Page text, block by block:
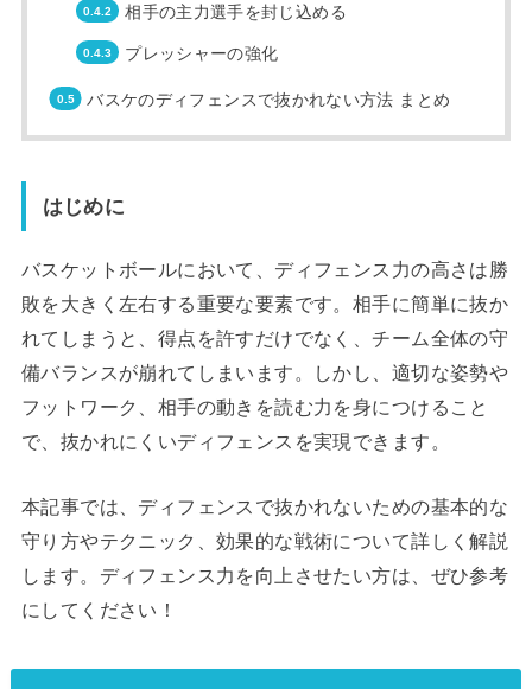
相手の主力選手を封じ込める
プレッシャーの強化
バスケのディフェンスで抜かれない方法 まとめ
はじめに
バスケットボールにおいて、ディフェンス力の高さは勝
敗を大きく左右する重要な要素です。相手に簡単に抜か
れてしまうと、得点を許すだけでなく、チーム全体の守
備バランスが崩れてしまいます。しかし、適切な姿勢や
フットワーク、相手の動きを読む力を身につけること
で、抜かれにくいディフェンスを実現できます。
本記事では、ディフェンスで抜かれないための基本的な
守り方やテクニック、効果的な戦術について詳しく解説
します。ディフェンス力を向上させたい方は、ぜひ参考
にしてください！